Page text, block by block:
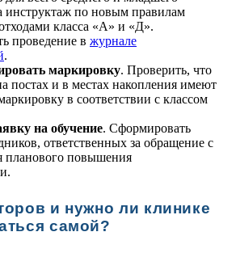
инструктаж по новым правилам
класса «А» и «Д».
проведение в журнале
.
маркировку. Проверить, что
постах и в местах накопления имеют
в соответствии с классом
на обучение. Сформировать
ответственных за обращение с
планового повышения
и нужно ли клинике
самой?